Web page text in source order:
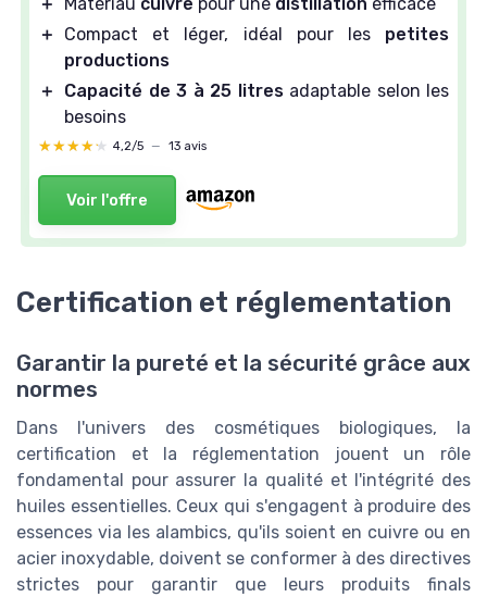
＋
Compact et léger, idéal pour les petites
productions
＋
Capacité de 3 à 25 litresadaptable selon les
besoins
★★★★★
★★★★★ 4,2/5 — 13 avis
Voir l'offre
Certification et réglementation
Garantir la pureté et la sécurité grâce aux
normes
Dans l'univers des cosmétiques biologiques, la
certification et la réglementation jouent un rôle
fondamental pour assurer la qualité et l'intégrité des
huiles essentielles. Ceux qui s'engagent à produire des
essences via les alambics, qu'ils soient en cuivre ou en
acier inoxydable, doivent se conformer à des directives
strictes pour garantir que leurs produits finals